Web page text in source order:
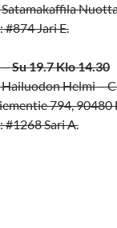
#874 Jari E.
–Su 19.7 Klo 14.30
Helmi –
794, 90480
#1268 Sari A.